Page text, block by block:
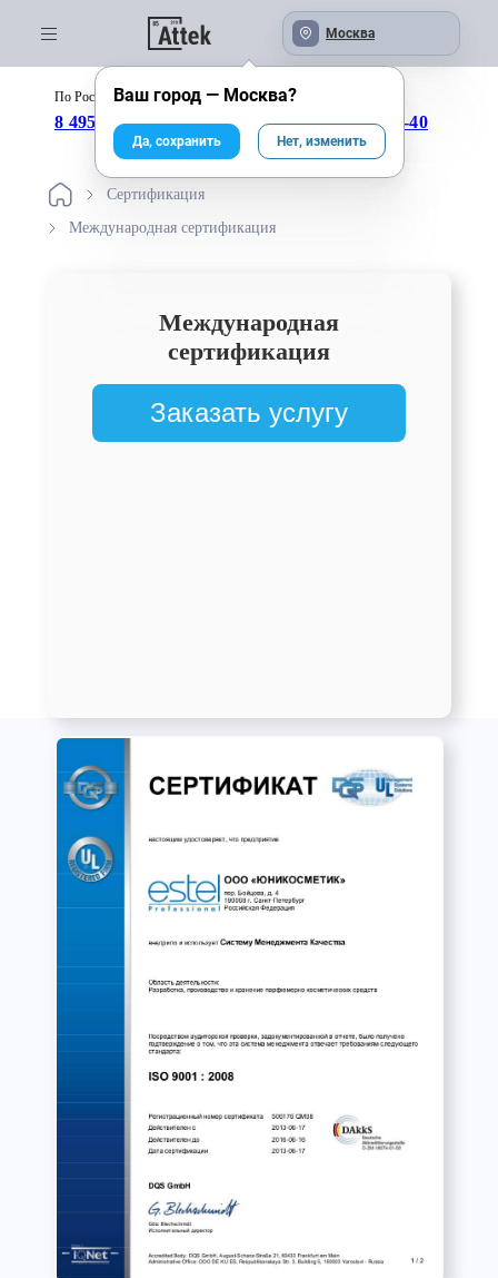
Москва
По России бесплатно:
8 495 246-04-43 8 800 333-25-40
Сертификация
Международная сертификация
Международная
сертификация
Заказать услугу
Ваш город — Москва?
Да, сохранить Нет, изменить